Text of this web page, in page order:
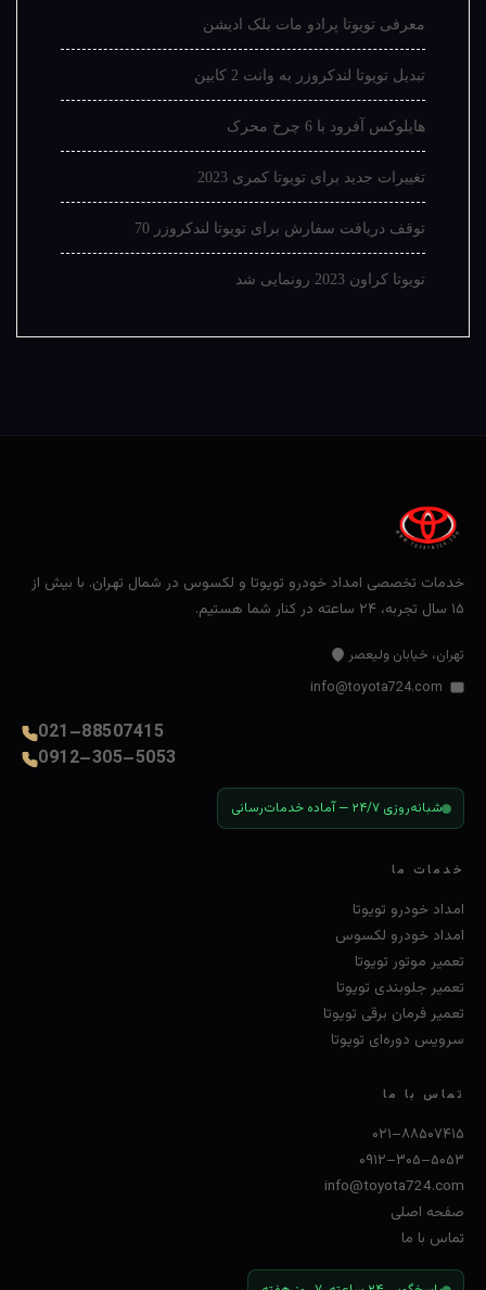
معرفی تویوتا پرادو مات بلک ادیشن
تبدیل تویوتا لندکروزر به وانت 2 کابین
هایلوکس آفرود با 6 چرخ محرک
تغییرات جدید برای تویوتا کمری 2023
توقف دریافت سفارش برای تویوتا لندکروزر 70
تویوتا کراون 2023 رونمایی شد
خدمات تخصصی امداد خودرو تویوتا و لکسوس در شمال تهران. با بیش از
۱۵ سال تجربه، ۲۴ ساعته در کنار شما هستیم.
تهران، خیابان ولیعصر
021–88507415
0912–305–5053
شبانه‌روزی ۲۴/۷ — آماده خدمات‌رسانی
خدمات ما
امداد خودرو تویوتا
امداد خودرو لکسوس
تعمیر موتور تویوتا
تعمیر جلوبندی تویوتا
تعمیر فرمان برقی تویوتا
سرویس دوره‌ای تویوتا
تماس با ما
۰۲۱–۸۸۵۰۷۴۱۵
۰۹۱۲–۳۰۵–۵۰۵۳
info@toyota724.com
صفحه اصلی
تماس با ما